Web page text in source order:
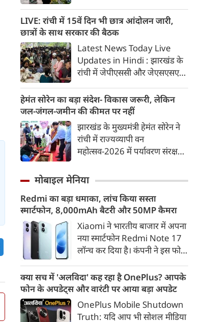
भोपाल में बड़े पैमाने पर व्यावसायिक
प्रतिष्ठानों को बंद होने का खतरा
मंडराने लगा है। वहीं एक भार भोपाल
के मास्टर प्लान को लेकर चर्चा तेज
हो गई है। रहवासी इलाकों में
व्यावसायिक गतिविधियों पर जिस
तरह से सुप्रीम कोर्ट ने सख्त तेवर
दिखाए है उससे अब नया मास्टर प्लान
को जल्द से जल्द लागू करने को
लेकर सरकार पर दबाव बना गया है।
LIVE: रांची में 15वें दिन भी छात्र आंदोलन जारी,
छात्रों के साथ सरकार की बैठक
Latest News Today Live
Updates in Hindi : झारखंड के
रांची में जेपीएससी और जेएसएसएसी
आंदोलन का आज 15वां दिन है।
सर्किट हाउस में सरकार और छात्रों के
प्रतिनिधिमंडल के बीच बातचीत हुई।
पल पल की जानकारी...
हेमंत सोरेन का बड़ा संदेश- विकास जरूरी, लेकिन
जल-जंगल-जमीन की कीमत पर नहीं
झारखंड के मुख्यमंत्री हेमंत सोरेन ने
रांची में राज्यव्यापी वन
महोत्सव-2026 में पर्यावरण संरक्षण
विकास जरूरी है, लेकिन जल, जंगल
सरकार इंसान, वन्यजीव और
पर्यावरण के लिए उपयोगी पेड़ों को
प्राथमिकता देगी।
मोबाइल मेनिया
Redmi का बड़ा धमाका, लांच किया सस्ता
स्मार्टफोन, 8,000mAh बैटरी और 50MP कैमरा
Xiaomi ने भारतीय बाजार में अपना
नया स्मार्टफोन Redmi Note 17
लॉन्च कर दिया है। कंपनी ने इस फोन
डिस्प्ले, 8,000mAh की बड़ी बैटरी
और Qualcomm Snapdragon
चिपसेट के साथ पेश किया है। फोन में
50MP का मेन कैमरा दिया गया है।
क्या सच में 'अलविदा' कह रहा है OnePlus? आपके
फोन के अपडेट्स और वारंटी पर आया बड़ा अपडेट
OnePlus Mobile Shutdown
Truth: यदि आप भी सोशल मीडिया